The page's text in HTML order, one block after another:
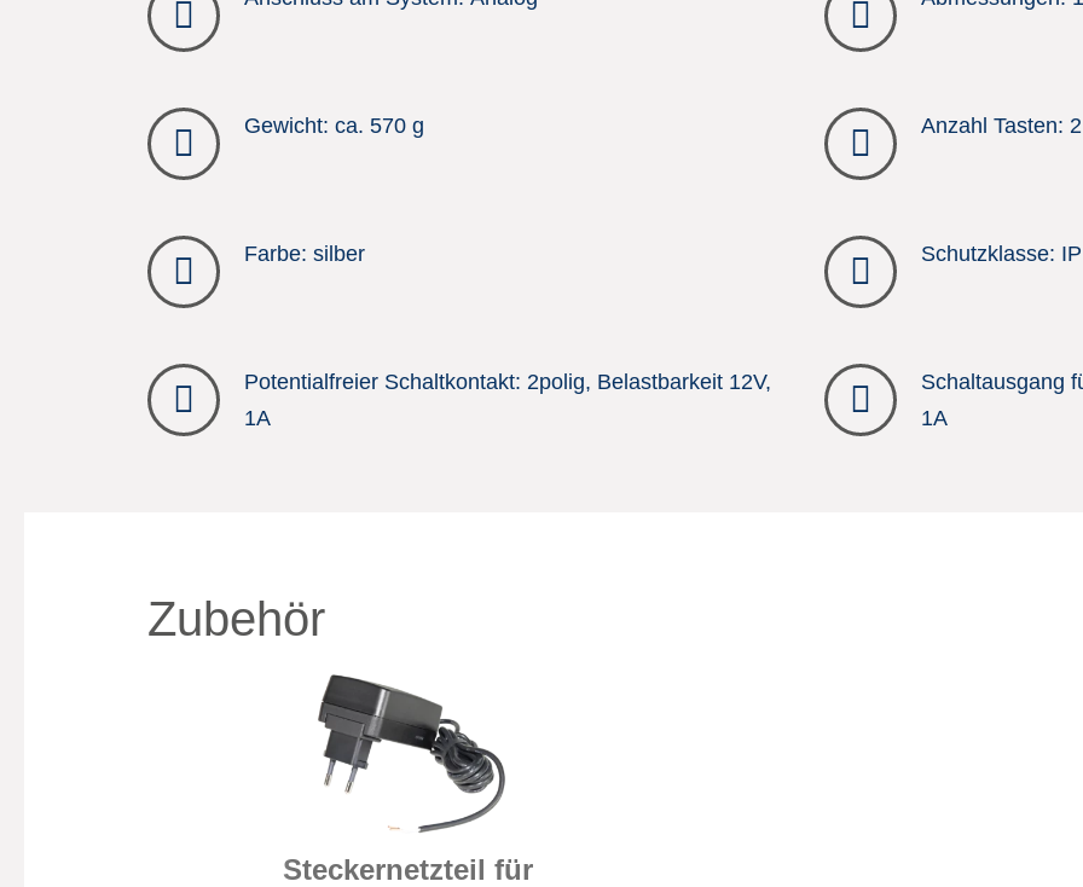
Gewicht: ca. 570 g Anzahl Tasten: 2
Farbe: silber Schutzklasse:
Potentialfreier Schaltkontakt: 2polig, Belastbarkeit 12V,
1A
Schaltausgang
1A
Zubehör
Steckernetzteil für